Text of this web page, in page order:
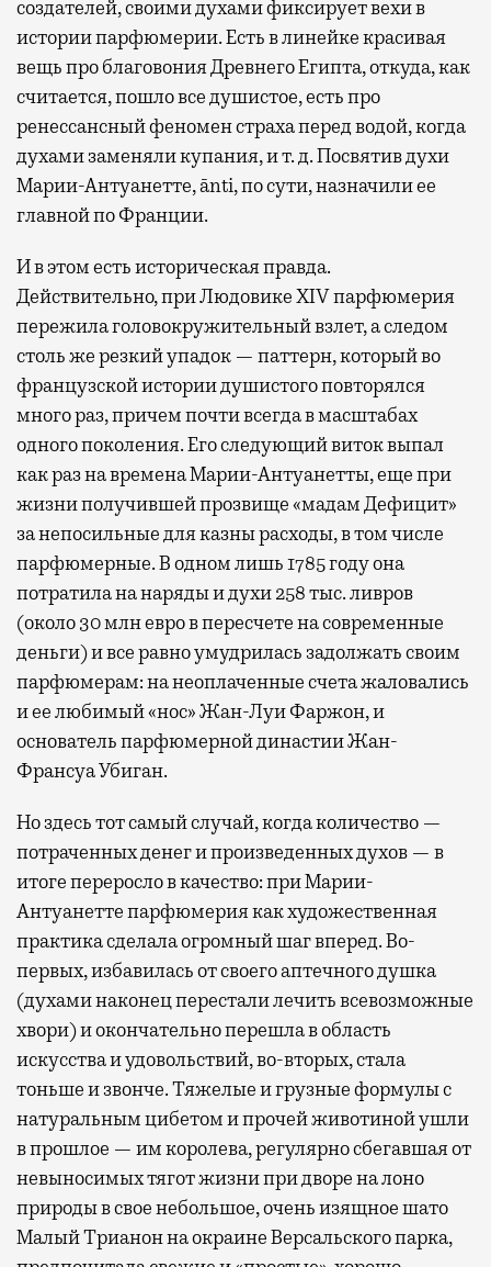
создателей, своими духами фиксирует вехи в
истории парфюмерии. Есть в линейке красивая
вещь про благовония Древнего Египта, откуда, как
считается, пошло все душистое, есть про
ренессансный феномен страха перед водой, когда
духами заменяли купания, и т. д. Посвятив духи
Марии-Антуанетте, ānti, по сути, назначили ее
главной по Франции.
И в этом есть историческая правда.
Действительно, при Людовике XIV парфюмерия
пережила головокружительный взлет, а следом
столь же резкий упадок — паттерн, который во
французской истории душистого повторялся
много раз, причем почти всегда в масштабах
одного поколения. Его следующий виток выпал
как раз на времена Марии-Антуанетты, еще при
жизни получившей прозвище «мадам Дефицит»
за непосильные для казны расходы, в том числе
парфюмерные. В одном лишь 1785 году она
потратила на наряды и духи 258 тыс. ливров
(около 30 млн евро в пересчете на современные
деньги) и все равно умудрилась задолжать своим
парфюмерам: на неоплаченные счета жаловались
и ее любимый «нос» Жан-Луи Фаржон, и
основатель парфюмерной династии Жан-
Франсуа Убиган.
Но здесь тот самый случай, когда количество —
потраченных денег и произведенных духов — в
итоге переросло в качество: при Марии-
Антуанетте парфюмерия как художественная
практика сделала огромный шаг вперед. Во-
первых, избавилась от своего аптечного душка
(духами наконец перестали лечить всевозможные
хвори) и окончательно перешла в область
искусства и удовольствий, во-вторых, стала
тоньше и звонче. Тяжелые и грузные формулы с
натуральным цибетом и прочей животиной ушли
в прошлое — им королева, регулярно cбегавшая от
невыносимых тягот жизни при дворе на лоно
природы в свое небольшое, очень изящное шато
Малый Трианон на окраине Версальского парка,